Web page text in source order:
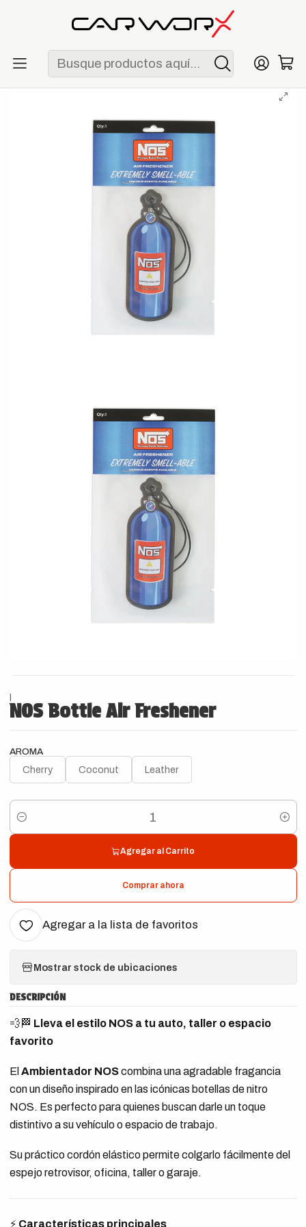
ENVÍO GRATIS POR COMPRAS MAYORES A S/ 250
NOS Bottle Air Freshener
|
NOS Bottle Air Freshener
AROMA
Cherry Coconut Leather
Cantidad
Agregar al Carrito
Comprar ahora
Agregar a la lista de favoritos
Mostrar stock de ubicaciones
DESCRIPCIÓN
💨🏁 Lleva el estilo NOS a tu auto, taller o espacio
favorito
El Ambientador NOScombina una agradable fragancia
con un diseño inspirado en las icónicas botellas de nitro
NOS. Es perfecto para quienes buscan darle un toque
distintivo a su vehículo o espacio de trabajo.
Su práctico cordón elástico permite colgarlo fácilmente del
espejo retrovisor, oficina, taller o garaje.
⚡ Características principales